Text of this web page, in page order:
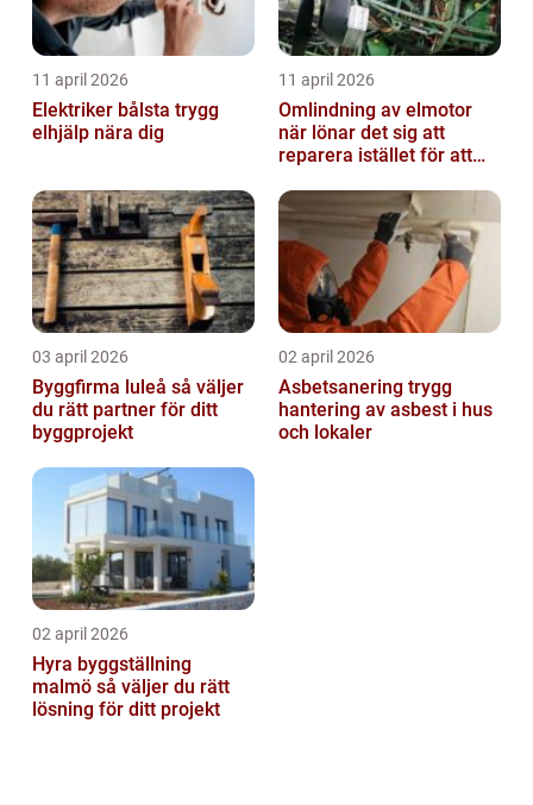
11 april 2026
Elektriker bålsta trygg
elhjälp nära dig
11 april 2026
Omlindning av elmotor
när lönar det sig att
reparera istället för att
03 april 2026
Byggfirma luleå så väljer
du rätt partner för ditt
byggprojekt
02 april 2026
Asbetsanering trygg
hantering av asbest i hus
och lokaler
02 april 2026
Hyra byggställning
malmö så väljer du rätt
lösning för ditt projekt